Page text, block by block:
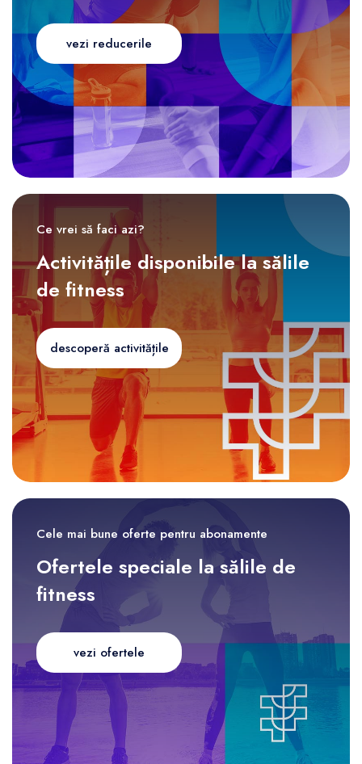
vezi reducerile
Ce vrei să faci azi?
Activitățile disponibile la sălile
de fitness
descoperă activitățile
Cele mai bune oferte pentru abonamente
Ofertele speciale la sălile de
fitness
vezi ofertele